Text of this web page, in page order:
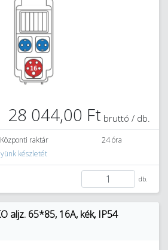
28 044,00 Ft bruttó / db.
Központi raktár
24 óra
készletét
db.
aljz. 65*85, 16A, kék, IP54